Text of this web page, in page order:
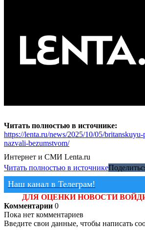
Читать полностью в источнике:
https://lenta.ru/news/2025/10/05/
nazvali-bezumstvom/
Интернет и СМИ Lenta.ru
Читать полностью в источнике
Наш канал в Телеграм!
ДЛЯ ОЦЕНКИ НОВОСТИ
Комментарии 0
Пока нет комментариев
Введите свои данные, чтобы написать